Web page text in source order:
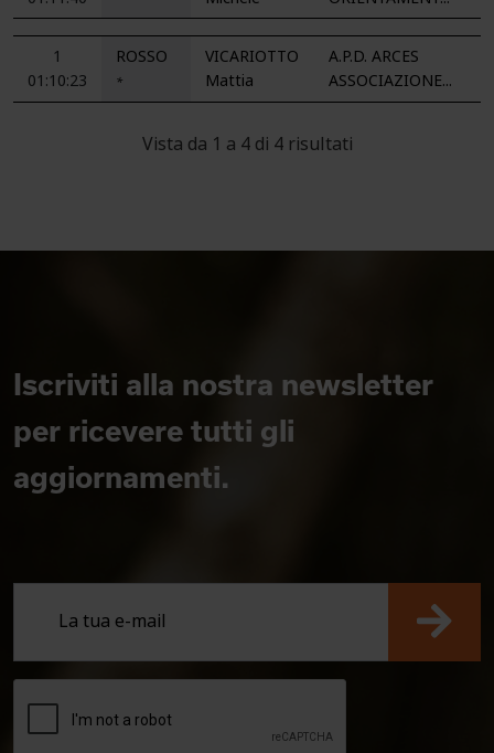
1
01:10:23
ROSSO
*
VICARIOTTO
Mattia
A.P.D. ARCES
ASSOCIAZIONE...
Vista da 1 a 4 di 4 risultati
Iscriviti alla nostra newsletter
per ricevere tutti gli
aggiornamenti.